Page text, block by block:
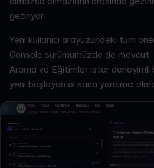
getiriyor.
Yeni kullanıcı arayüzündeki tüm
Console sürümümüzde de
Arama ve Eğitimler ister deneyimli
yeni başlayan ol sana yardımcı